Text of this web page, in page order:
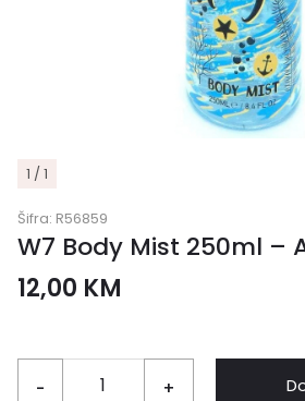
1 / 1
Šifra: R56859
W7 Body Mist 250ml –
12,00 KM
- +